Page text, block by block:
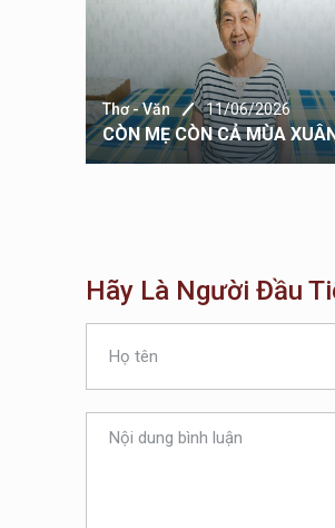
Thơ - Văn 11/06/2026
CÒN MẸ CÒN CẢ MÙA
Hãy Là Người Đầu